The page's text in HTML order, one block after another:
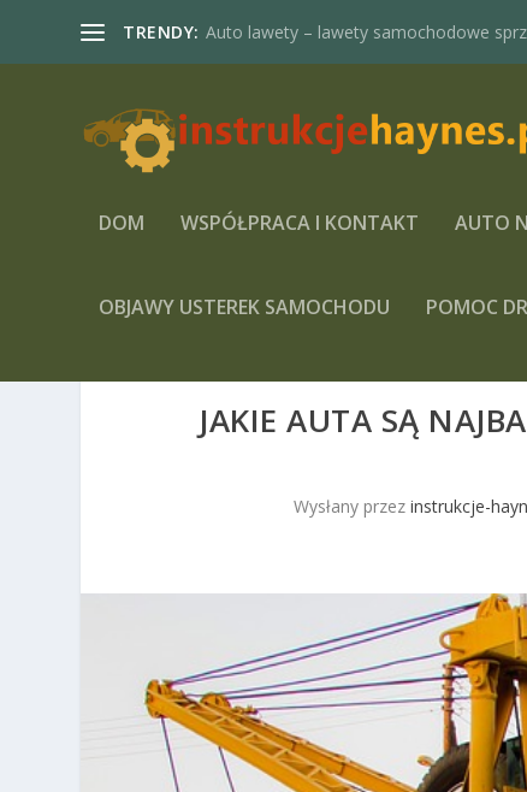
TRENDY: Auto lawety – lawety samochodowe
DOM WSPÓŁPRACA I KONTAKT AUTO
OBJAWY USTEREK SAMOCHODU POMOC
JAKIE AUTA SĄ
Wysłany przezinstrukcje-